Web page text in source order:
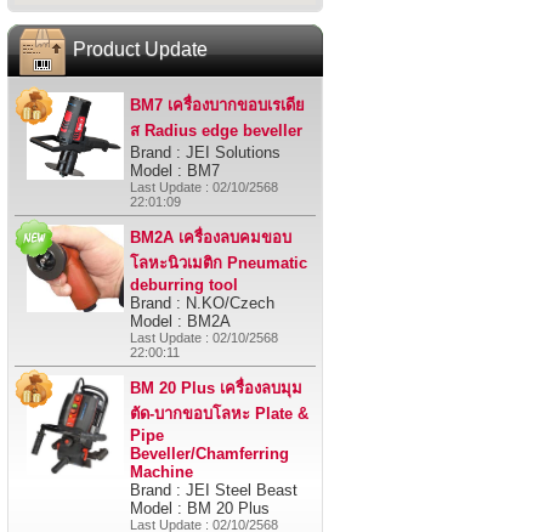
Product Update
BM7 เครื่องบากขอบเรเดีย
ส Radius edge beveller
Brand : JEI Solutions
Model : BM7
Last Update : 02/10/2568
22:01:09
BM2A เครื่องลบคมขอบ
โลหะนิวเมติก Pneumatic
deburring tool
Brand : N.KO/Czech
Model : BM2A
Last Update : 02/10/2568
22:00:11
BM 20 Plus เครื่องลบมุม
ตัด-บากขอบโลหะ Plate &
Pipe
Beveller/Chamferring
Machine
Brand : JEI Steel Beast
Model : BM 20 Plus
Last Update : 02/10/2568